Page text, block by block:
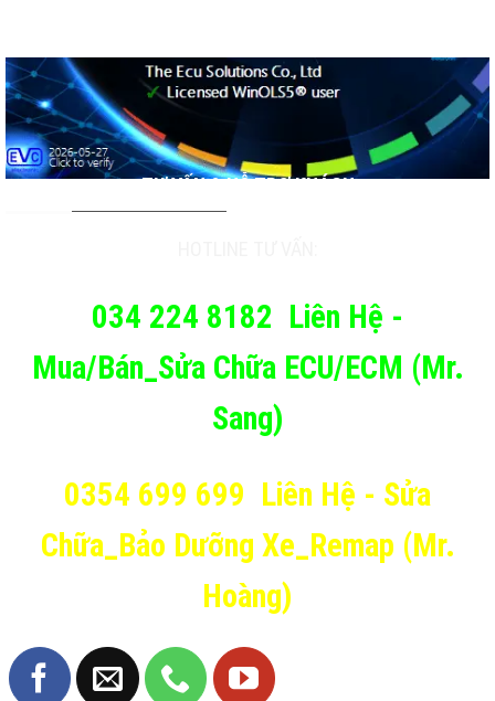
TƯ VẤN & HỖ TRỢ KHÁCH
034 224 8182 Liên Hệ -
Mua/Bán_Sửa Chữa ECU/ECM (Mr.
Sang)
0354 699 699 Liên Hệ - Sửa
Chữa_Bảo Dưỡng Xe_Remap (Mr.
Hoàng)